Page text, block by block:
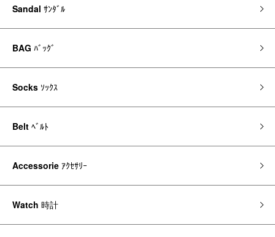
Sandal ｻﾝﾀﾞﾙ
BAG ﾊﾞｯｸﾞ
Socks ｿｯｸｽ
Belt ﾍﾞﾙﾄ
Accessorie ｱｸｾｻﾘｰ
Watch 時計